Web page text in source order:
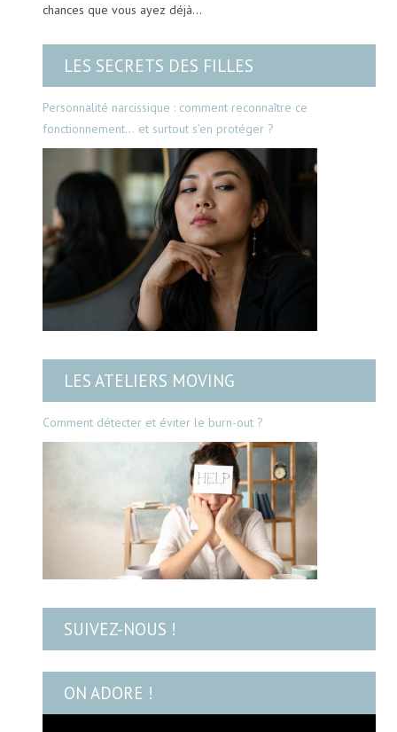
chances que vous ayez déjà…
LES SECRETS DES FILLES
Personnalité narcissique : comment reconnaître ce
fonctionnement… et surtout s’en protéger ?
LES ATELIERS MOVING
Comment détecter et éviter le burn-out ?
SUIVEZ-NOUS !
ON ADORE !